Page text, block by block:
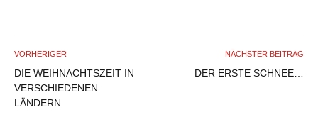
VORHERIGER
DIE WEIHNACHTSZEIT IN
VERSCHIEDENEN
LÄNDERN
NÄCHSTER BEITRAG
DER ERSTE SCHNEE…